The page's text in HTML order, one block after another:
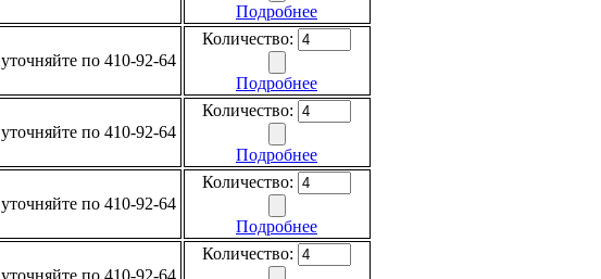
Подробнее
уточняйте по 410-92-64
Количество:
Подробнее
уточняйте по 410-92-64
Количество:
Подробнее
уточняйте по 410-92-64
Количество:
Подробнее
Количество: